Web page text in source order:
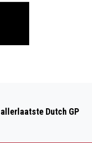
IMPULS NODIG
Dutch GP